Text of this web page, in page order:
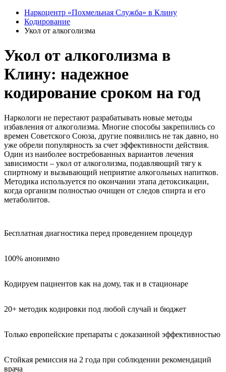
Наркоцентр «Похмельная Служба» в Клину
Кодирование
Укол от алкоголизма
Укол от алкоголизма в
Клину: надежное
кодирование сроком на год
Наркологи не перестают разрабатывать новые методы
избавления от алкоголизма. Многие способы закрепились со
времен Советского Союза, другие появились не так давно, но
уже обрели популярность за счет эффективности действия.
Один из наиболее востребованных вариантов лечения
зависимости – укол от алкоголизма, подавляющий тягу к
спиртному и вызывающий неприятие алкогольных напитков.
Методика используется по окончании этапа детоксикации,
когда организм полностью очищен от следов спирта и его
метаболитов.
Бесплатная диагностика перед проведением процедур
100% анонимно
Кодируем пациентов как на дому, так и в стационаре
20+ методик кодировки под любой случай и бюджет
Только европейские препараты с доказанной эффективностью
Стойкая ремиссия на 2 года при соблюдении рекомендаций
врача